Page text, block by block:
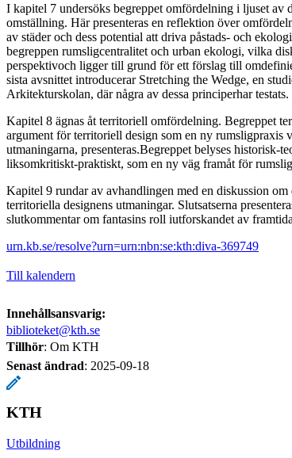
I kapitel 7 undersöks begreppet omfördelning i ljuset av
omställning. Här presenteras en reflektion över
av städer och dess potential att driva påstads- och
begreppen rumsligcentralitet och urban ekologi, vilka
perspektivoch ligger till grund för ett förslag till
sista avsnittet introducerar Stretching the Wedge, en
Arkitekturskolan, där några av dessa principerhar testats.
Kapitel 8 ägnas åt territoriell omfördelning. Begreppet
argument för territoriell design som en ny rumsligpraxis
utmaningarna, presenteras.Begreppet belyses historisk-
liksomkritiskt-praktiskt, som en ny väg framåt för
Kapitel 9 rundar av avhandlingen med en diskussion om
territoriella designens utmaningar. Slutsatserna
slutkommentar om fantasins roll iutforskandet av
urn.kb.se/resolve?urn=urn:nbn:se:kth:diva-369749
Till kalendern
Innehållsansvarig:
biblioteket@kth.se
Tillhör: Om KTH
Senast ändrad: 2025-09-18
KTH
Utbildning